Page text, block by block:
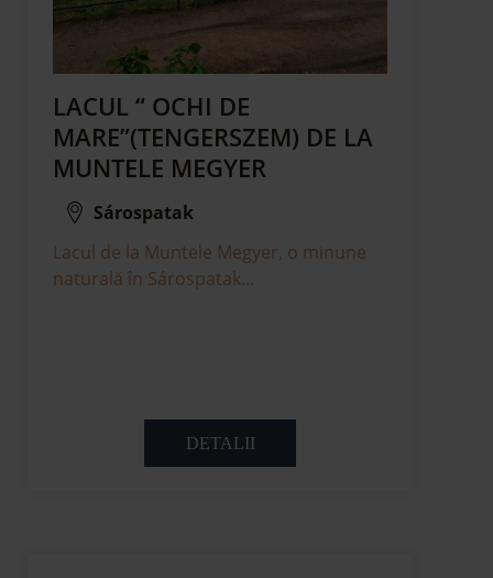
LACUL “ OCHI DE
MARE”(TENGERSZEM) DE LA
MUNTELE MEGYER
Sárospatak
Lacul de la Muntele Megyer, o minune
naturală în Sárospatak...
DETALII